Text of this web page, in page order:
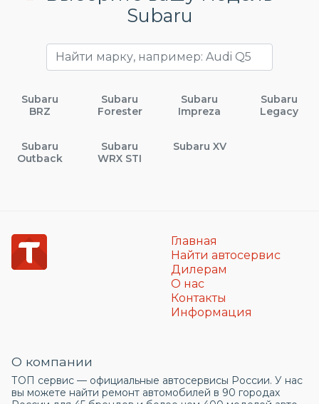
Subaru
Subaru
BRZ
Subaru
Forester
Subaru
Impreza
Subaru
Legacy
Subaru
Outback
Subaru
WRX STI
Subaru XV
Главная
Найти автосервис
Дилерам
О нас
Контакты
Информация
О компании
ТОП сервис — официальные автосервисы России. У нас
вы можете найти ремонт автомобилей в 90 городах